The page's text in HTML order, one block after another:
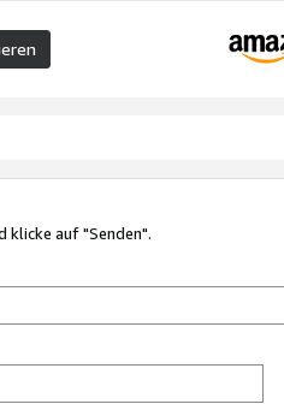
klicke auf "Senden".